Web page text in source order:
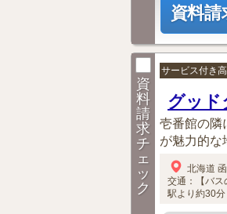
資料請
資
料
請
求
チ
ェ
ッ
ク
サービス付き
グッド
壱番館の隣
が魅力的な
北海道
交通：【バス
駅より約30分